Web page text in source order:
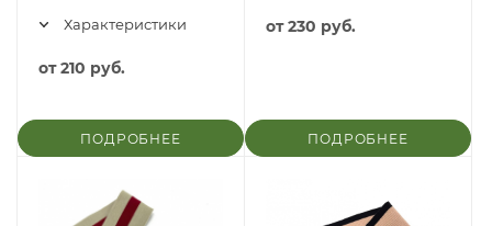
Характеристики
от210 руб.
ПОДРОБНЕЕ
от230 руб.
ПОДРОБНЕЕ